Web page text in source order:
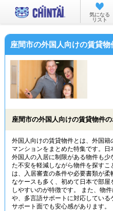
お部
気になる
リスト
座間市の外国人向けの賃貸物
座間市の外国人向けの賃貸物件の
外国人向けの賃貸物件とは、外国籍
マンションをまとめた特集です。日
外国人の入居に制限がある物件も
た不安を軽減しながら物件を探す
は、入居審査の条件や必要書類が
なケースも多く、初めて日本で部
しやすいのが特徴です。 また、物
や、多言語サポートに対応してい
サポート面でも安心感があります